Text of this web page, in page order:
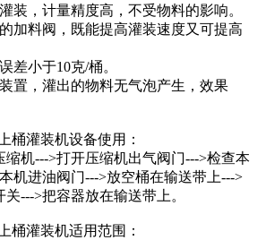
装，计量精度高，不受物料的影响。
加料阀，既能提高灌装速度又可提高
差小于10克/桶。
置，灌出的物料无气泡产生，效果
桶灌装机设备使用：
缩机--->打开压缩机出气阀门--->检查本
机进油阀门--->放空桶在输送带上--->
--->把容器放在输送带上。
桶灌装机适用范围：